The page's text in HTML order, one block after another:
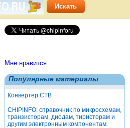
Мне нравится
Популярные материалы
Конвертер СТВ
CHIPINFO: справочник по микросхемам,
транзисторам, диодам, тиристорам и
другим электронным компонентам.